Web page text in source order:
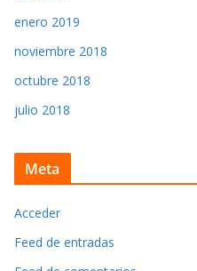
enero 2019
noviembre 2018
octubre 2018
julio 2018
Meta
Acceder
Feed de entradas